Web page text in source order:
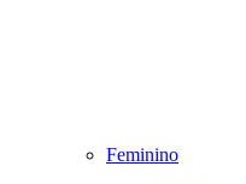
Feminino